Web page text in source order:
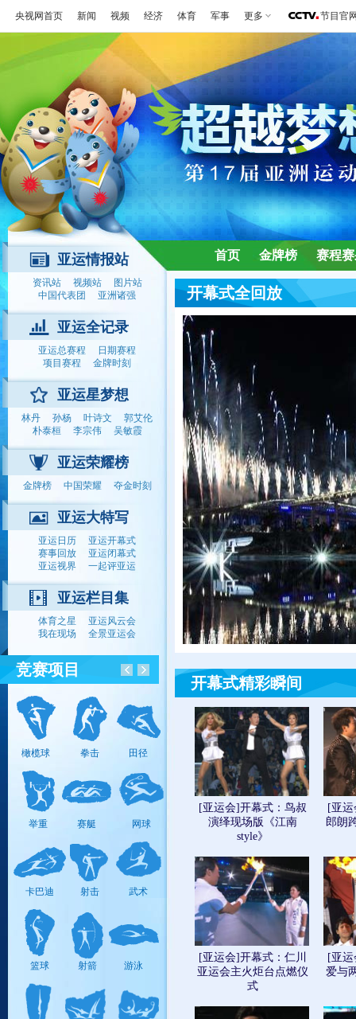
央视网首页 新闻 视频 经济 体育 军事 更多 节目官
首页 金牌榜 赛程
亚运情报站
资讯站 视频站
图片站
中国代表团
亚洲诸强
亚运全记录
亚运总赛程
日期赛程
项目赛程
金牌时刻
亚运星梦想
林丹 孙杨 叶诗文
郭艾伦
朴泰桓
李宗伟 吴敏霞
亚运荣耀榜
金牌榜 中国荣耀 夺金时刻
亚运大特写
亚运日历
亚运开幕式
赛事回放
亚运闭幕式
亚运视界
一起评亚运
亚运栏目集
体育之星
亚运风云会
我在现场
全景亚运会
竞赛项目
橄榄球 拳击 田径
举重 赛艇 网球
卡巴迪 射击 武术
篮球 射箭 游泳
击剑 手球
空手道 摔跤
保龄球 马术 跆拳道
皮划艇 藤球
开幕式全回放
开幕式精彩瞬间
[亚运会]开幕式：鸟叔
演绎现场版《江南
style》
[亚
郎朗
[亚运会]开幕式：仁川
亚运会主火炬台点燃仪
式
[亚
爱与